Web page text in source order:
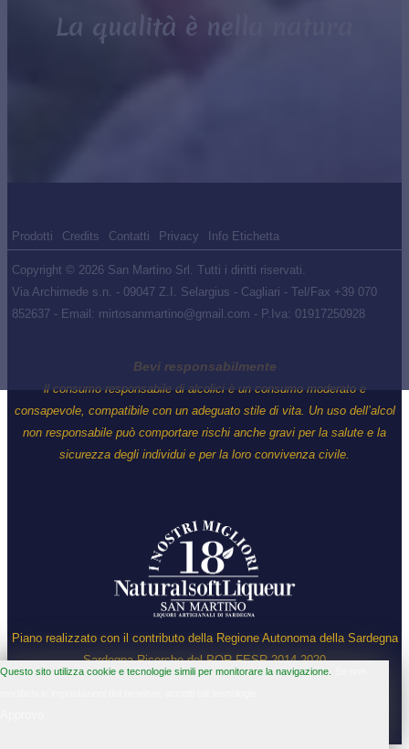
La qualità è nella natura
Prodotti Credits Contatti Privacy Info Etichetta
Questo sito utilizza cookie e tecnologie simili per monitorare la navigazione.
Copyright © 2026 San Martino Srl. Tutti i diritti riservati.
Via Archimede s.n. - 09047 Z.I. Selargius - Cagliari - Tel/Fax +39 070
852637 - Email: mirtosanmartino@gmail.com - P.Iva: 01917250928
Bevi responsabilmente
ll consumo responsabile di alcolici è un consumo moderato e
consapevole, compatibile con un adeguato stile di vita. Un uso dell’alcol
non responsabile può comportare rischi anche gravi per la salute e la
sicurezza degli individui e per la loro convivenza civile.
Piano realizzato con il contributo della Regione Autonoma della Sardegna
Sardegna Ricerche del POR FESR 2014-2020